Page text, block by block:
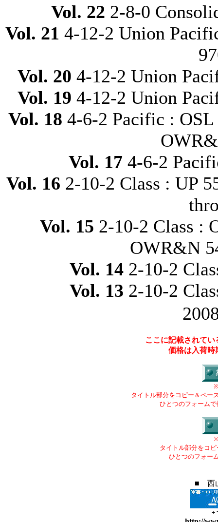
Vol. 22 2-8-0
Vol. 21 4-12-2 Union
Vol. 20 4-12-2 Union
Vol. 19 4-12-2 Union
Vol. 18 4-6-2 Pacific :
Vol. 17 4-6-2
Vol. 16 2-10-2 Class : UP
Vol. 15 2-10-2 Class :
OWR&N
Vol. 142-10-2
Vol. 13 2-10-2
ここに記載されて
価格は入荷時
タイトル部分をコピー＆ペー
ひとつのフォーム
タイトル部分をコ
ひとつのフォー
■ 西
+